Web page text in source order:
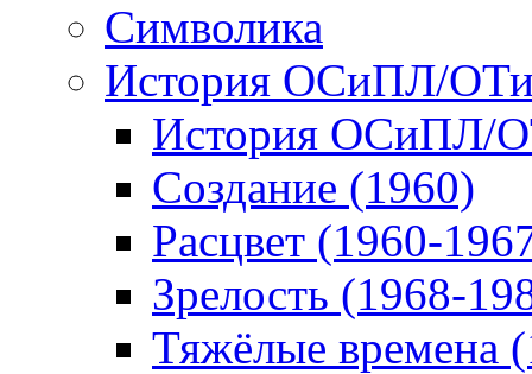
Символика
История ОСиПЛ/
История ОСиПЛ/
Создание (1960)
Расцвет (1960-
Зрелость (1968-
Тяжёлые времена